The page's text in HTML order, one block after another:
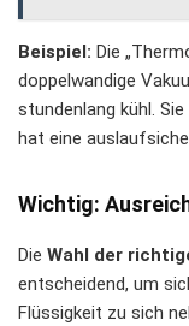
Beispiel: Die
doppelwandige
stundenlang kühl.
hat eine
Wichtig:
Die Wahl der
entscheidend, um
Flüssigkeit zu sich